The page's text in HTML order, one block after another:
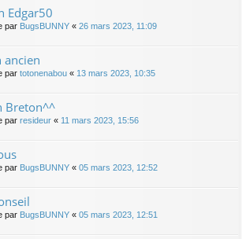
Edgar50
par BugsBUNNY « 26 mars 2023, 11:09
ancien
par totonenabou « 13 mars 2023, 10:35
Breton^^
par resideur « 11 mars 2023, 15:56
par BugsBUNNY « 05 mars 2023, 12:52
par BugsBUNNY « 05 mars 2023, 12:51